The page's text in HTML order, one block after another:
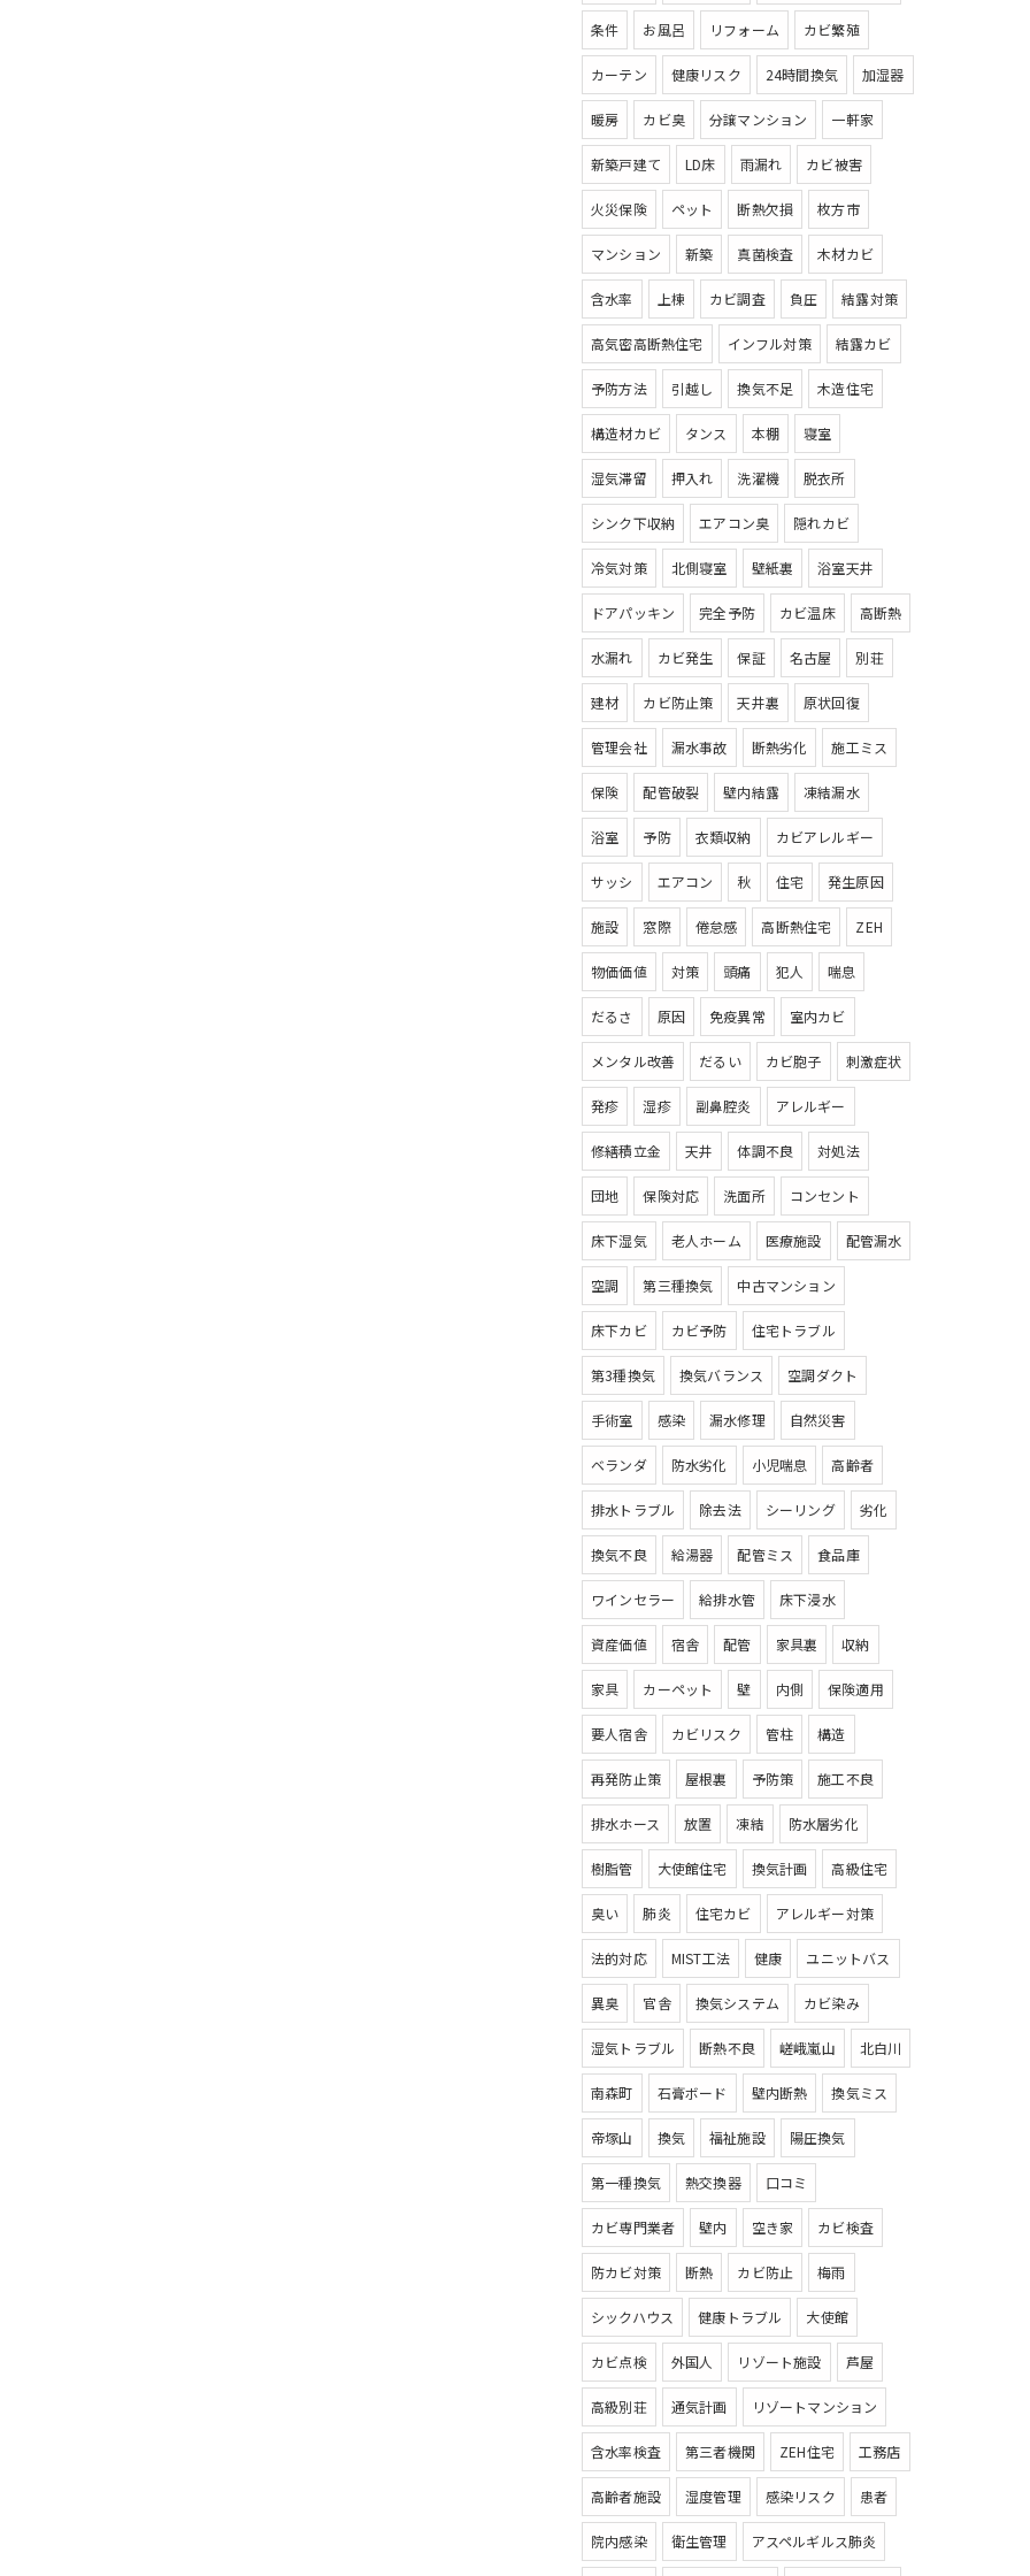
条件 お風呂 リフォーム カビ繁殖
カーテン 健康リスク 24時間換気 加湿器
暖房 カビ臭 分譲マンション 一軒家
新築戸建て LD床 雨漏れ カビ被害
火災保険 ペット 断熱欠損 枚方市
マンション 新築 真菌検査 木材カビ
含水率 上棟 カビ調査 負圧 結露対策
高気密高断熱住宅 インフル対策 結露カビ
予防方法 引越し 換気不足 木造住宅
構造材カビ タンス 本棚 寝室
湿気滞留 押入れ 洗濯機 脱衣所
シンク下収納 エアコン臭 隠れカビ
冷気対策 北側寝室 壁紙裏 浴室天井
ドアパッキン 完全予防 カビ温床 高断熱
水漏れ カビ発生 保証 名古屋 別荘
建材 カビ防止策 天井裏 原状回復
管理会社 漏水事故 断熱劣化 施工ミス
保険 配管破裂 壁内結露 凍結漏水
浴室 予防 衣類収納 カビアレルギー
サッシ エアコン 秋 住宅 発生原因
施設 窓際 倦怠感 高断熱住宅 ZEH
物価価値 対策 頭痛 犯人 喘息
だるさ 原因 免疫異常 室内カビ
メンタル改善 だるい カビ胞子 刺激症状
発疹 湿疹 副鼻腔炎 アレルギー
修繕積立金 天井 体調不良 対処法
団地 保険対応 洗面所 コンセント
床下湿気 老人ホーム 医療施設 配管漏水
空調 第三種換気 中古マンション
床下カビ カビ予防 住宅トラブル
第3種換気 換気バランス 空調ダクト
手術室 感染 漏水修理 自然災害
ベランダ 防水劣化 小児喘息 高齢者
排水トラブル 除去法 シーリング 劣化
換気不良 給湯器 配管ミス 食品庫
ワインセラー 給排水管 床下浸水
資産価値 宿舎 配管 家具裏 収納
家具 カーペット 壁 内側 保険適用
要人宿舎 カビリスク 管柱 構造
再発防止策 屋根裏 予防策 施工不良
排水ホース 放置 凍結 防水層劣化
樹脂管 大使館住宅 換気計画 高級住宅
臭い 肺炎 住宅カビ アレルギー対策
法的対応 MIST工法 健康 ユニットバス
異臭 官舎 換気システム カビ染み
湿気トラブル 断熱不良 嵯峨嵐山 北白川
南森町 石膏ボード 壁内断熱 換気ミス
帝塚山 換気 福祉施設 陽圧換気
第一種換気 熱交換器 口コミ
カビ専門業者 壁内 空き家 カビ検査
防カビ対策 断熱 カビ防止 梅雨
シックハウス 健康トラブル 大使館
カビ点検 外国人 リゾート施設 芦屋
高級別荘 通気計画 リゾートマンション
含水率検査 第三者機関 ZEH住宅 工務店
高齢者施設 湿度管理 感染リスク 患者
院内感染 衛生管理 アスペルギルス肺炎